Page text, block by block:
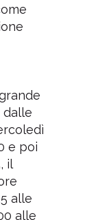
dalle
e poi
il
alle
alle